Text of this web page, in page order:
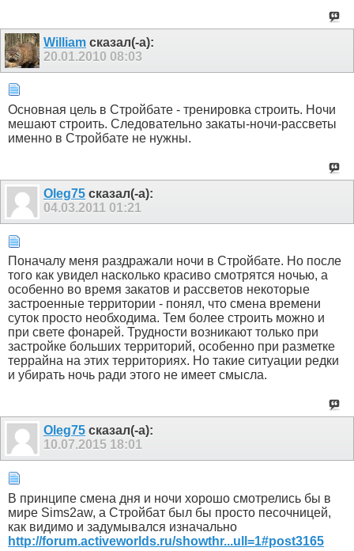
William сказал(-а):
20.01.2010 08:03
Основная цель в Стройбате - тренировка строить. Ночи
мешают строить. Следовательно закаты-ночи-рассветы
именно в Стройбате не нужны.
Oleg75 сказал(-а):
04.03.2011 01:21
Поначалу меня раздражали ночи в Стройбате. Но после
того как увидел насколько красиво смотрятся ночью, а
особенно во время закатов и рассветов некоторые
застроенные территории - понял, что смена времени
суток просто необходима. Тем более строить можно и
при свете фонарей. Трудности возникают только при
застройке больших территорий, особенно при разметке
террайна на этих территориях. Но такие ситуации редки
и убирать ночь ради этого не имеет смысла.
Оlеg75 сказал(-а):
10.07.2015 18:01
В принципе смена дня и ночи хорошо смотрелись бы в
мире Sims2aw, а Стройбат был бы просто песочницей,
как видимо и задумывался изначально
http://forum.activeworlds.ru/showthr...ull=1#post3165